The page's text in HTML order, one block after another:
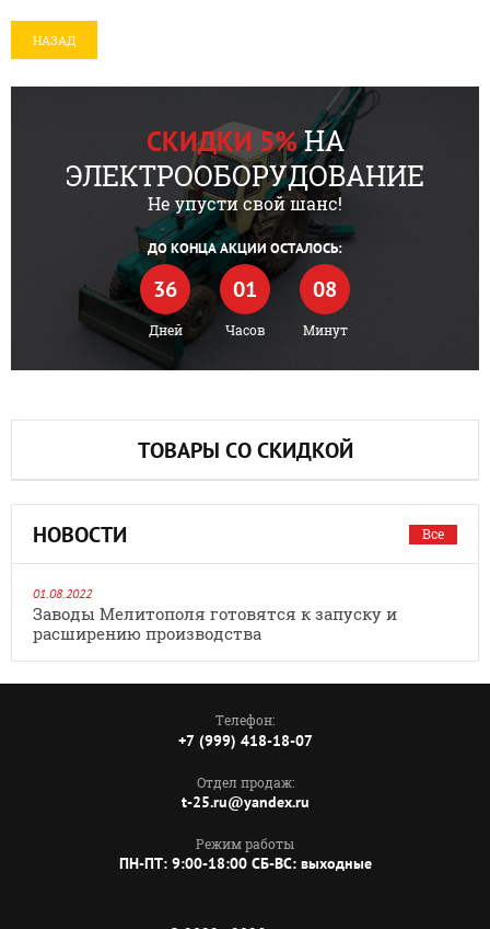
НАЗАД
СКИДКИ 5%НА
ЭЛЕКТРООБОРУДОВАНИЕ
Не упусти свой шанс!
ДО КОНЦА АКЦИИ ОСТАЛОСЬ:
36
Дней
01
Часов
08
Минут
ТОВАРЫ СО СКИДКОЙ
НОВОСТИ Все
01.08.2022
Заводы Мелитополя готовятся к запуску и
расширению производства
Телефон:
+7 (999) 418-18-07
Отдел продаж:
t-25.ru@yandex.ru
Режим работы
ПН-ПТ: 9:00-18:00 СБ-ВС: выходные